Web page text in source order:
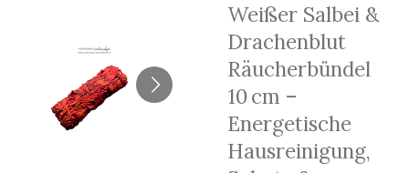
Weißer Salbei &
Drachenblut
Räucherbündel
10 cm –
Energetische
Hausreinigung,